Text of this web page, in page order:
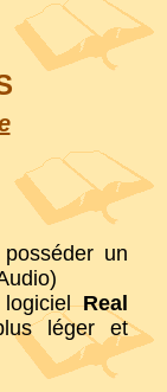
un
logicielReal
léger et